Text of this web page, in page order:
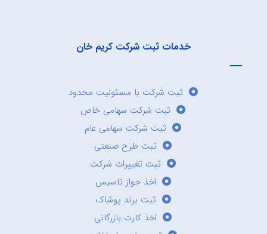
خدمات ثبت شرکت کریم خان
ثبت شرکت با مسئولیت محدود
ثبت شرکت سهامی خاص
ثبت شرکت سهامی عام
ثبت طرح صنعتی
ثبت تغییرات شرکت
اخذ جواز تاسیس
ثبت برند پوشاک
اخذ کارت بازرگانی